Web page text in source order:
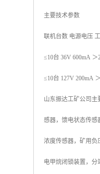
主要技术参数
联机台数 电源电压
≤10台 36V 600mA ＞
≤10台 127V 200mA
山东振达工矿公司
感器，馈电状态传感
浓度传感器，矿用负
电甲烷闭锁装置，